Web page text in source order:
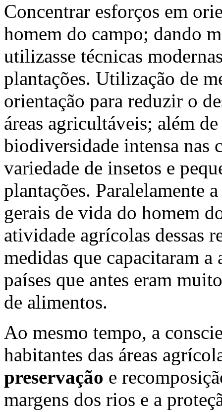
Concentrar esforços em
homem do campo; dando
utilizasse técnicas
plantações. Utilização de
orientação para reduzir o
áreas agricultáveis; além
biodiversidade intensa nas
variedade de insetos e
plantações. Paralelamente
gerais de vida do homem
atividade agrícolas dessas
medidas que capacitaram
países que antes eram
de alimentos.
Ao mesmo tempo, a
habitantes das áreas
preservação e
margens dos rios e a